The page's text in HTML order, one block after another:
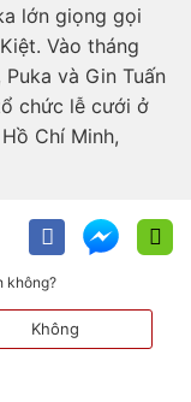
lớn giọng gọi
Vào tháng
và Gin Tuấn
chức lễ cưới ở
Chí Minh,
không?
Không